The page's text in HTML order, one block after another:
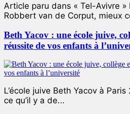
Article paru dans « Tel-Avivre
Robbert van de Corput, mieux
Beth Yacov : une école juive,
réussite de vos enfants à
L’école juive Beth Yacov à
ce qu’il y a de...